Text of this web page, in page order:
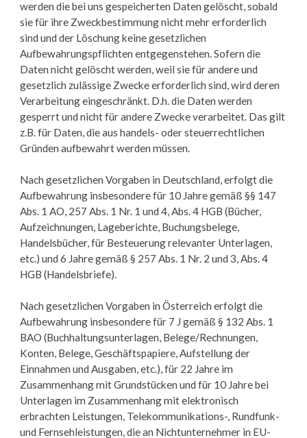
werden die bei uns gespeicherten Daten gelöscht, sobald
sie für ihre Zweckbestimmung nicht mehr erforderlich
sind und der Löschung keine gesetzlichen
Aufbewahrungspflichten entgegenstehen. Sofern die
Daten nicht gelöscht werden, weil sie für andere und
gesetzlich zulässige Zwecke erforderlich sind, wird deren
Verarbeitung eingeschränkt. D.h. die Daten werden
gesperrt und nicht für andere Zwecke verarbeitet. Das gilt
z.B. für Daten, die aus handels- oder steuerrechtlichen
Gründen aufbewahrt werden müssen.
Nach gesetzlichen Vorgaben in Deutschland, erfolgt die
Aufbewahrung insbesondere für 10 Jahre gemäß §§ 147
Abs. 1 AO, 257 Abs. 1 Nr. 1 und 4, Abs. 4 HGB (Bücher,
Aufzeichnungen, Lageberichte, Buchungsbelege,
Handelsbücher, für Besteuerung relevanter Unterlagen,
etc.) und 6 Jahre gemäß § 257 Abs. 1 Nr. 2 und 3, Abs. 4
HGB (Handelsbriefe).
Nach gesetzlichen Vorgaben in Österreich erfolgt die
Aufbewahrung insbesondere für 7 J gemäß § 132 Abs. 1
BAO (Buchhaltungsunterlagen, Belege/Rechnungen,
Konten, Belege, Geschäftspapiere, Aufstellung der
Einnahmen und Ausgaben, etc.), für 22 Jahre im
Zusammenhang mit Grundstücken und für 10 Jahre bei
Unterlagen im Zusammenhang mit elektronisch
erbrachten Leistungen, Telekommunikations-, Rundfunk-
und Fernsehleistungen, die an Nichtunternehmer in EU-